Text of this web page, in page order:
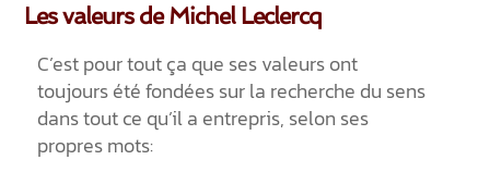
Les valeurs de Michel Leclercq
C’est pour tout ça que ses valeurs ont
toujours été fondées sur la recherche du sens
dans tout ce qu’il a entrepris, selon ses
propres mots: